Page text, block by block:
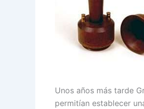
Unos años más tarde
permitían establecer